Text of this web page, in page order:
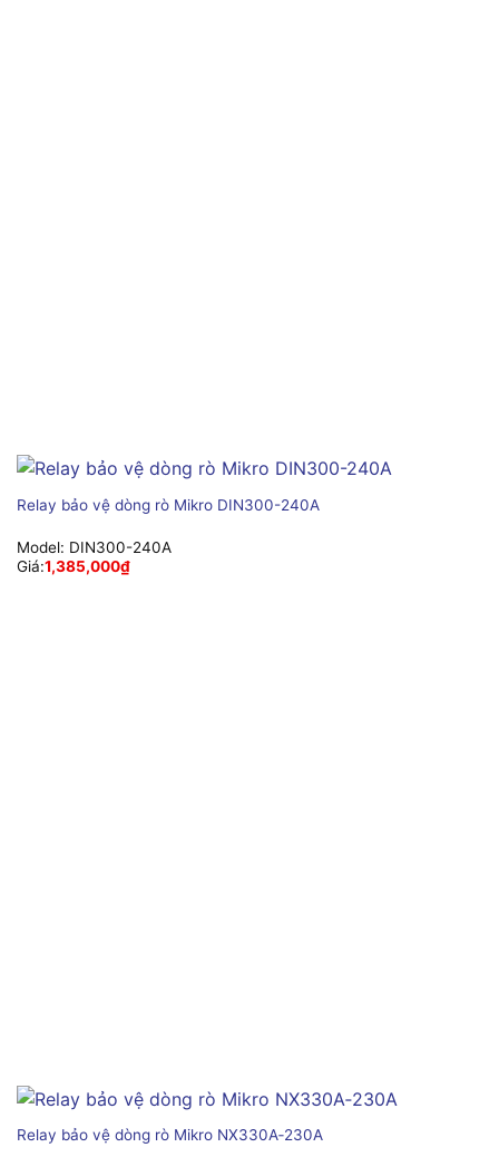
Relay bảo vệ dòng rò Mikro DIN300-240A
Model: DIN300-240A
Giá:1,385,000₫
Relay bảo vệ dòng rò Mikro NX330A‑230A